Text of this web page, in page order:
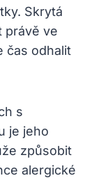
Skrytá
právě ve
čas odhalit
s
je jeho
způsobit
alergické